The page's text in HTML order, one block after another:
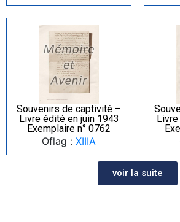
Souvenirs de captivité –
Livre édité en juin 1943
Exemplaire n° 0762
Oflag : XIIIA
voir la suite